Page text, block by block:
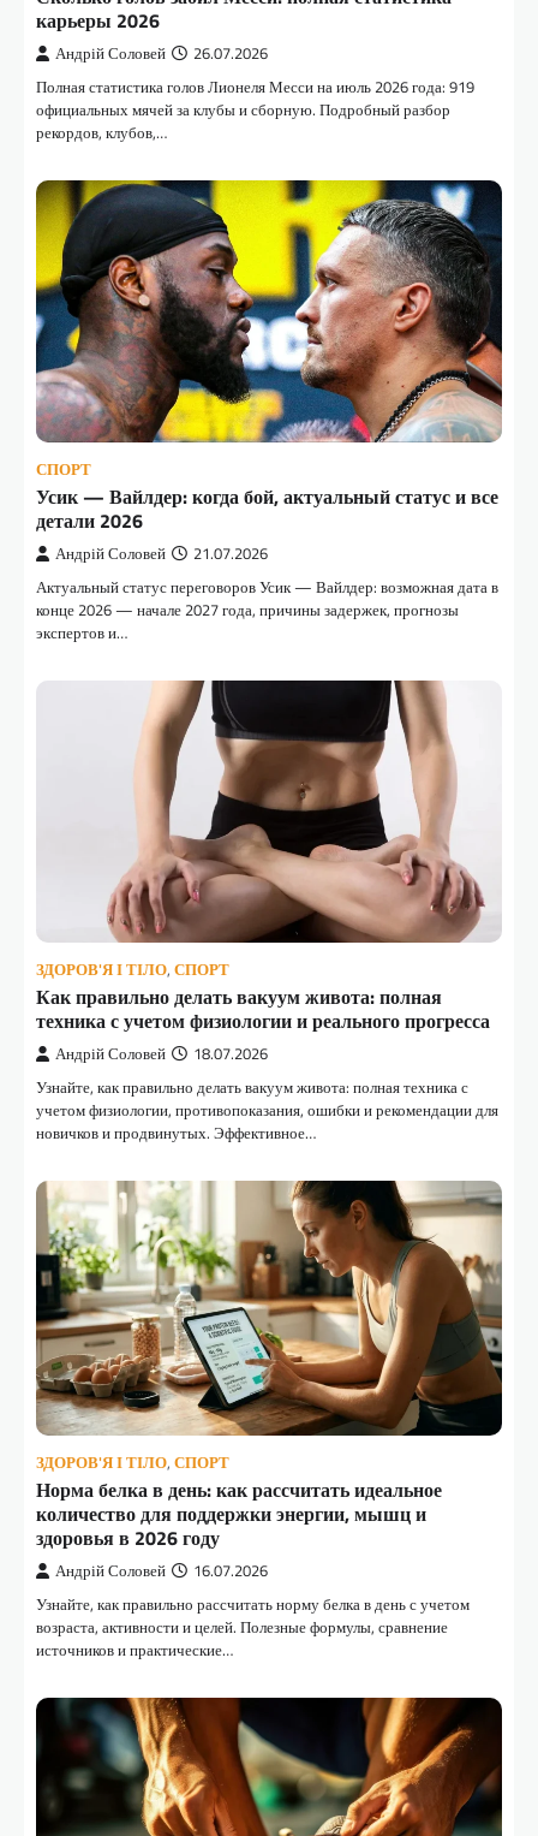
карьеры 2026
Андрій Соловей 26.07.2026
Полная статистика голов Лионеля Месси на июль 2026 года: 919
официальных мячей за клубы и сборную. Подробный разбор
рекордов, клубов,…
СПОРТ
Усик — Вайлдер: когда бой, актуальный статус и все
детали 2026
Андрій Соловей 21.07.2026
Актуальный статус переговоров Усик — Вайлдер: возможная дата в
конце 2026 — начале 2027 года, причины задержек, прогнозы
экспертов и…
ЗДОРОВ'Я І ТІЛО, СПОРТ
Как правильно делать вакуум живота: полная
техника с учетом физиологии и реального прогресса
Андрій Соловей 18.07.2026
Узнайте, как правильно делать вакуум живота: полная техника с
учетом физиологии, противопоказания, ошибки и рекомендации для
новичков и продвинутых. Эффективное…
ЗДОРОВ'Я І ТІЛО, СПОРТ
Норма белка в день: как рассчитать идеальное
количество для поддержки энергии, мышц и
здоровья в 2026 году
Андрій Соловей 16.07.2026
Узнайте, как правильно рассчитать норму белка в день с учетом
возраста, активности и целей. Полезные формулы, сравнение
источников и практические…